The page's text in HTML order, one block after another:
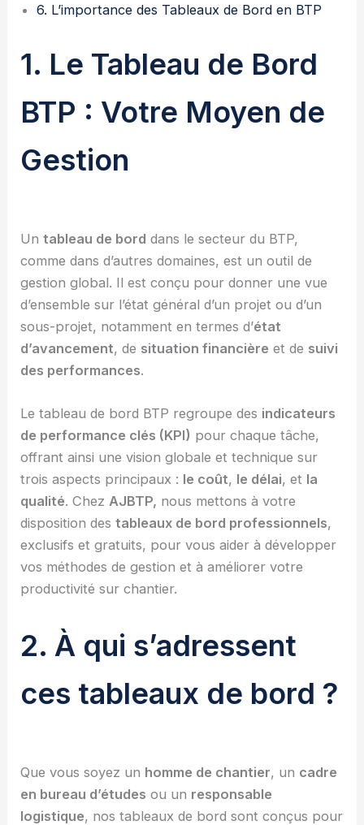
6. L’importance des Tableaux de Bord en BTP
1. Le Tableau de Bord
BTP : Votre Moyen de
Gestion
Untableau de bord dans le secteur du BTP,
comme dans d’autres domaines, est un outil de
gestion global. Il est conçu pour donner une vue
d’ensemble sur l’état général d’un projet ou d’un
sous-projet, notamment en termes d’état
d’avancement, de situation financière et de suivi
des performances.
Le tableau de bord BTP regroupe des indicateurs
de performance clés (KPI) pour chaque tâche,
offrant ainsi une vision globale et technique sur
trois aspects principaux : le coût, le délai, et la
qualité. ChezAJBTP, nous mettons à votre
disposition destableaux de bord professionnels,
exclusifs et gratuits, pour vous aider à développer
vos méthodes de gestion et à améliorer votre
productivité sur chantier.
2. À qui s’adressent
ces tableaux de bord ?
Que vous soyez un homme de chantier, un cadre
en bureau d’études ou un responsable
logistique, nos tableaux de bord sont conçus pour